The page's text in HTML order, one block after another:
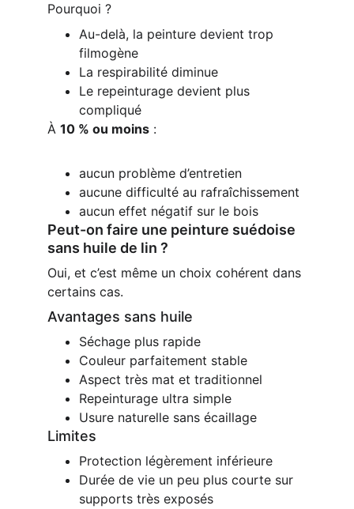
Pourquoi ?
Au-delà, la peinture devient trop
filmogène
La respirabilité diminue
Le repeinturage devient plus
compliqué
À 10 % ou moins :
aucun problème d’entretien
aucune difficulté au rafraîchissement
aucun effet négatif sur le bois
Peut-on faire une peinture suédoise
sans huile de lin ?
Oui, et c’est même un choix cohérent dans
certains cas.
Avantages sans huile
Séchage plus rapide
Couleur parfaitement stable
Aspect très mat et traditionnel
Repeinturage ultra simple
Usure naturelle sans écaillage
Limites
Protection légèrement inférieure
Durée de vie un peu plus courte sur
supports très exposés